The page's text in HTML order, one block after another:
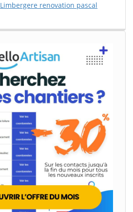
Limbergere renovation pascal